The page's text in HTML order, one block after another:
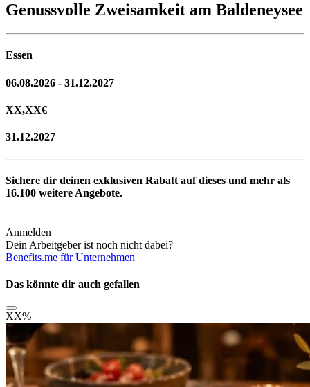
Genussvolle Zweisamkeit am Baldeneysee
Essen
06.08.2026 - 31.12.2027
XX,XX€
31.12.2027
Sichere dir deinen exklusiven Rabatt auf dieses und mehr als
16.100 weitere Angebote.
Anmelden
Dein Arbeitgeber ist noch nicht dabei?
Benefits.me für Unternehmen
Das könnte dir auch gefallen
XX%